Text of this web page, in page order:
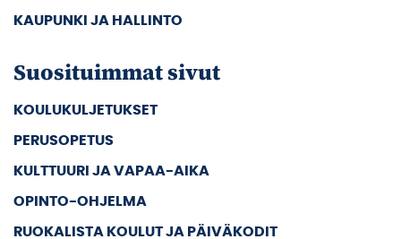
KAUPUNKI JA HALLINTO
Suosituimmat sivut
KOULUKULJETUKSET
PERUSOPETUS
KULTTUURI JA VAPAA-AIKA
OPINTO-OHJELMA
RUOKALISTA KOULUT JA PÄIVÄKODIT